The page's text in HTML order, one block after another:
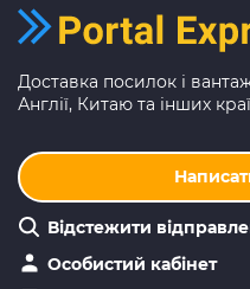
Доставка посилок і
Англії, Китаю та інших
Відстежити
Особистий кабінет